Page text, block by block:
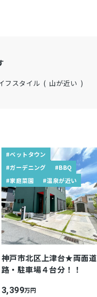
フスタイル ( 山が近い )
#ベットタウン
#ガーデニング
#BBQ
#家庭菜園
#温泉が近い
神戸市北区上津台★両面道
路・駐車場４台分！！
3,399万円